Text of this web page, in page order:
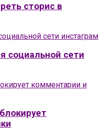
сторис в
социальной сети